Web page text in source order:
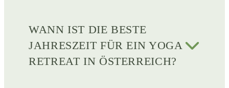
WANN IST DIE BESTE
JAHRESZEIT FÜR EIN YOGA
RETREAT IN ÖSTERREICH?